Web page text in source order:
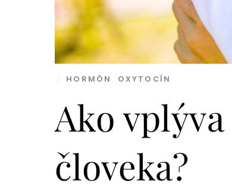
Ako
človeka?
HORMÓN OXYTOCÍN